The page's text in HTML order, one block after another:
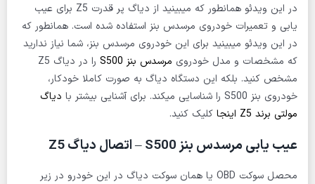
در این ویدئو همانطور که میبینید از دیاگ پر قدرت Z5 برای عیب
یابی و تعمیرات خودروی مرسدس بنز استفاده شده است. همانطور که
در این ویدئو میبینید برای این خودروی مرسدس بنز، شما نیاز ندارید
که مشخصات و مدل خودروی مرسدس بنز S500
را در دیاگ Z5
مشخص کنید. بلکه این دستگاه دیاگ به صورت کاملا خودکار،
خودروی بنز S500 را شناسایی میکند. برای آشنایی بیشتر با
دیاگ
مولتی برند Z5 اینجا
کلیک کنید.
عیب یابی مرسدس بنز S500 – اتصال دیاگ Z5
محصل سوکت OBD یا همان سوکت دیاگ در این خودرو در زیر